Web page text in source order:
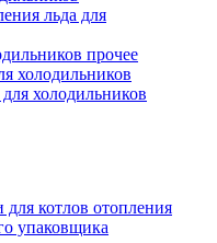
льда для
прочее
холодильников
холодильников
для котлов отопления
упаковщика